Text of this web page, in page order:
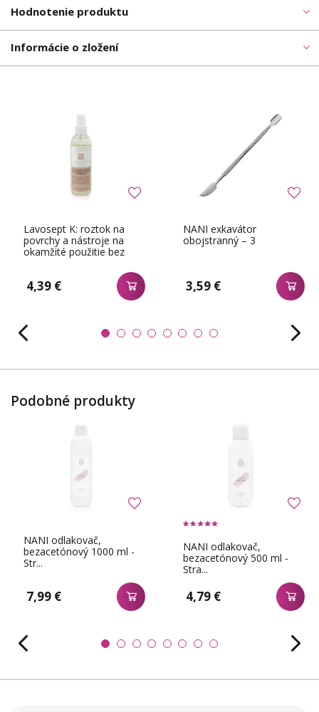
Hodnotenie produktu
Informácie o zložení
Lavosept K: roztok na
povrchy a nástroje na
okamžité použitie bez
4,39 €
NANI exkavátor
obojstranný – 3
3,59 €
Podobné produkty
NANI odlakovač,
bezacetónový 1000 ml -
Str...
7,99 €
NANI odlakovač,
bezacetónový 500 ml -
Stra...
4,79 €